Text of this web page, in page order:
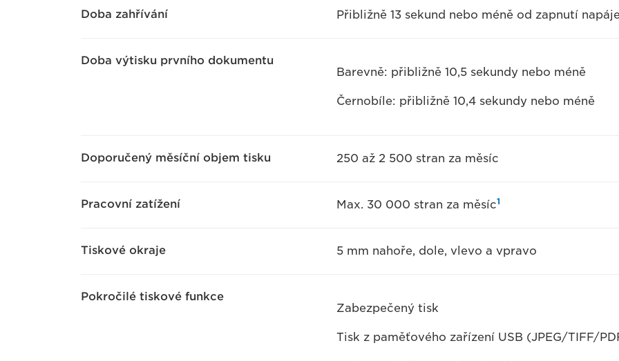
Doba zahřívání Přibližně 13 sekund nebo méně od zapnutí
Doba výtisku prvního dokumentu
Barevně: přibližně 10,5 sekundy nebo méně
Černobíle: přibližně 10,4 sekundy nebo méně
Doporučený měsíční objem tisku 250 až 2 500 stran za měsíc
Pracovní zatížení Max. 30 000 stran za měsíc1
Tiskové okraje 5 mm nahoře, dole, vlevo a vpravo
Pokročilé tiskové funkce
Zabezpečený tisk
Tisk z paměťového zařízení USB (JPEG/TIFF/